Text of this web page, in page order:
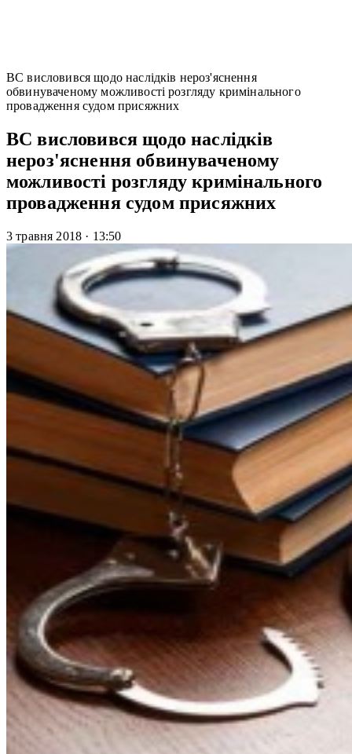
ВС висловився щодо наслідків нероз'яснення
обвинуваченому можливості розгляду кримінального
провадження судом присяжних
ВС висловився щодо наслідків
нероз'яснення обвинуваченому
можливості розгляду кримінального
провадження судом присяжних
3 травня 2018 · 13:50